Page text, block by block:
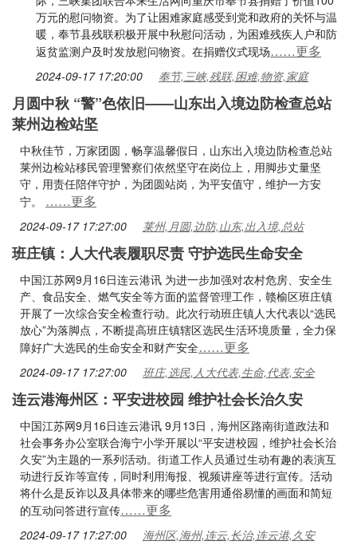
万元的慰问物资。为了让困难家庭感受到党和政府的关怀与温
暖，奉节县残联积极开展中秋慰问活动，为困难残疾人户和防
返贫监测户及时发放慰问物资。在捐赠仪式现场……更多
2024-09-17 17:20:00 奉节,三峡,残联,困难,物资,家庭
月圆中秋 “警”色依旧——山东出入境边防检查总站
莱州边检站坚
中秋佳节，万家团圆，畅享温馨假日，山东出入境边防检查总站
莱州边检站移民管理警察们依然坚守在岗位上，用脚步丈量坚
守，用责任陪伴守护，为团圆站岗，为平安值守，维护一方安
宁。 ……更多
2024-09-17 17:27:00 莱州,月圆,边防,山东,出入境,总站
班庄镇：人大代表履职尽责 守护选民生命安全
中国江苏网9月16日连云港讯 为进一步加强对农村危房、安全生
产、食品安全、燃气安全等方面的监督管理工作，赣榆区班庄镇
开展了一次综合安全检查行动。此次行动班庄镇人大代表以“选民
放心”为落脚点，不断提高班庄镇辖区选民生活环境质量，全力保
障好广大选民的生命安全和财产安全……更多
2024-09-17 17:27:00 班庄,选民,人大代表,生命,代表,安全
连云港海州区：平安进校园 维护社会长治久安
中国江苏网9月16日连云港讯 9月13日，海州区路南街道政法和
社会事务办公室联合海宁小学开展以“平安进校园，维护社会长治
久安”为主题的一系列活动。街道工作人员通过生动有趣的表演互
动进行反诈等宣传，同时利用海报、视频讲座等进行宣传。活动
将什么是反诈以及具体带来的哪些危害用通俗易懂的画面和简短
的互动问答进行宣传……更多
2024-09-17 17:27:00 海州区,海州,连云,长治,连云港,久安